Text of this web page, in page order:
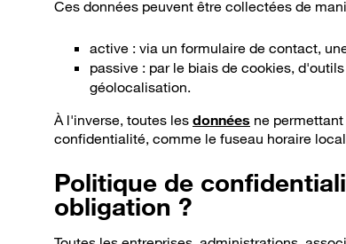
Ces données peuvent être collectées de
active : via un formulaire de contact,
passive : par le biais de cookies,
géolocalisation.
À l'inverse, toutes les données ne
confidentialité, comme le fuseau horaire
Politique de
obligation ?